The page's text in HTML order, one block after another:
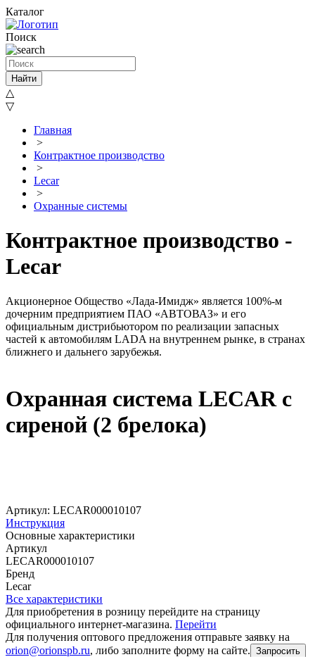
Каталог
Поиск
Найти
△
▽
Главная
>
Контрактное производство
>
Lecar
>
Охранные системы
Контрактное производство -
Lecar
Акционерное Общество «Лада-Имидж» является 100%-м
дочерним предприятием ПАО «АВТОВАЗ» и его
официальным дистрибьютором по реализации запасных
частей к автомобилям LADA на внутреннем рынке, в странах
ближнего и дальнего зарубежья.
Охранная система LECAR с
сиреной (2 брелока)
Артикул: LECAR000010107
Инструкция
Основные характеристики
Артикул
LECAR000010107
Бренд
Lecar
Все характеристики
Для приобретения в розницу перейдите на страницу
официального интернет-магазина. Перейти
Для получения оптового предложения отправьте заявку на
orion@orionspb.ru, либо заполните форму на сайте. Запросить